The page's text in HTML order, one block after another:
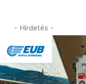
- Hirdetés -